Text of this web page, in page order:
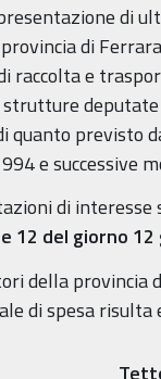
di
di
raccolta e
quanto previsto
e successive
di
12 del giorno 12
della provincia
di spesa risulta